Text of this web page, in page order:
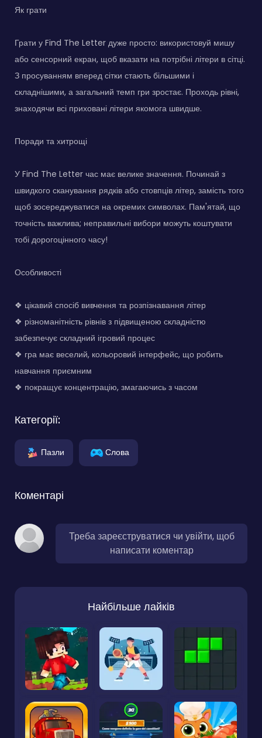
Як грати
Грати у Find The Letter дуже просто: використовуй мишу
або сенсорний екран, щоб вказати на потрібні літери в сітці.
З просуванням вперед сітки стають більшими і
складнішими, а загальний темп гри зростає. Проходь рівні,
знаходячи всі приховані літери якомога швидше.
Поради та хитрощі
У Find The Letter час має велике значення. Починай з
швидкого сканування рядків або стовпців літер, замість того
щоб зосереджуватися на окремих символах. Пам'ятай, що
точність важлива; неправильні вибори можуть коштувати
тобі дорогоцінного часу!
Особливості
❖ цікавий спосіб вивчення та розпізнавання літер
❖ різноманітність рівнів з підвищеною складністю
забезпечує складний ігровий процес
❖ гра має веселий, кольоровий інтерфейс, що робить
навчання приємним
❖ покращує концентрацію, змагаючись з часом
Категорії:
Пазли Слова
Коментарі
Треба зареєструватися чи увійти, щоб
написати коментар
Найбільше лайків